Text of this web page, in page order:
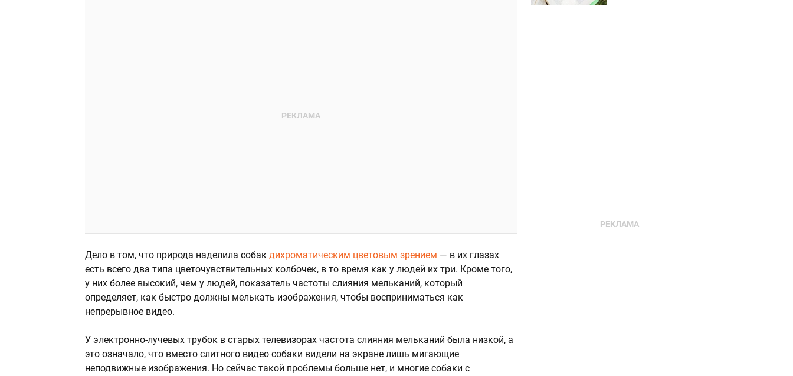
Дело в том, что природа наделила собак дихроматическим цветовым зрением — в их глазах
есть всего два типа цветочувствительных колбочек, в то время как у людей их три. Кроме того,
у них более высокий, чем у людей, показатель частоты слияния мельканий, который
определяет, как быстро должны мелькать изображения, чтобы восприниматься как
непрерывное видео.
У электронно-лучевых трубок в старых телевизорах частота слияния мельканий была низкой, а
это означало, что вместо слитного видео собаки видели на экране лишь мигающие
неподвижные изображения. Но сейчас такой проблемы больше нет, и многие собаки с